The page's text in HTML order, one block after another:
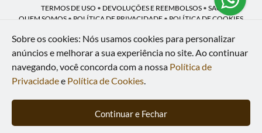
TERMOS DE USO • DEVOLUÇÕES E REEMBOLSOS • SAC
QUEM SOMOS • POLÍTICA DE PRIVACIDADE • POLÍTICA DE COOKIES
Lupa Coração | CNPJ: 16.883.558/0001-00
Av. Heliópolis, 946 - Lj A - Heliópolis - Belford Roxo - RJ - 26120-300
WhatsApp: (21) 97591-5498 | Telefone: (21) 9 7591-5498
© 2024-2026 - Todos os direitos reservados - Desenvolvido por
Inteligentes
Sobre os cookies: Nós usamos cookies para personalizar
anúncios e melhorar a sua experiência no site.Ao continuar
navegando, você concorda com a nossa Política de
Privacidadee Política de Cookies.
Continuar e Fechar